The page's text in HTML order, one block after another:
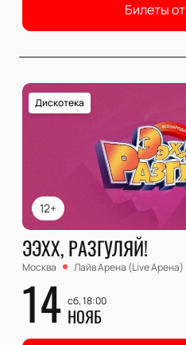
Билеты от
12+
Дискотека
ЭЭХХ, РАЗГУЛЯЙ!
Москва Лайв Арена (Live Арена)
14 сб, 18:00
НОЯБ